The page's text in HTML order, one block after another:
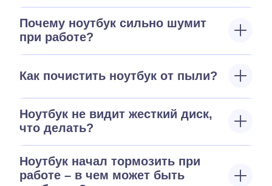
Почему ноутбук сильно шумит
при работе?
Как почистить ноутбук от пыли?
Ноутбук не видит жесткий диск,
что делать?
Ноутбук начал тормозить при
работе – в чем может быть